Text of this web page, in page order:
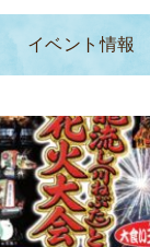
イベント情報